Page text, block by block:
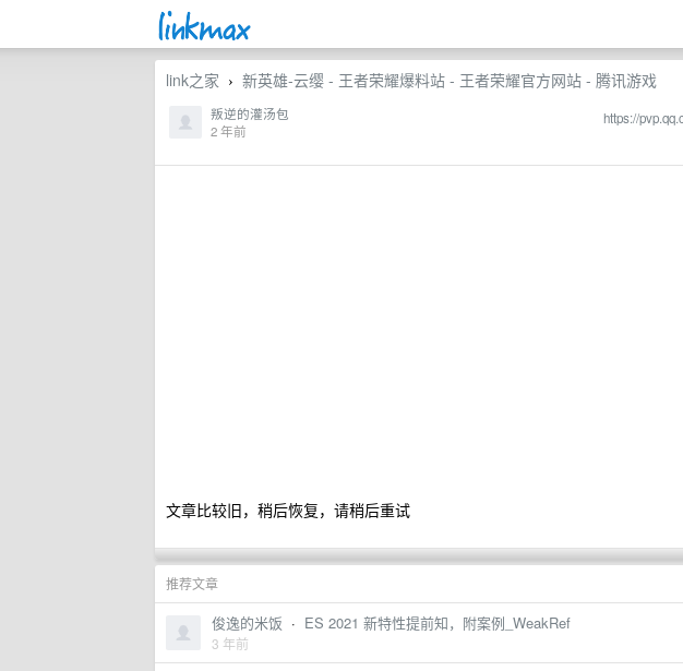
link之家 › 新英雄-云缨 - 王者荣耀爆料站 - 王者荣耀官方网站 - 腾讯游戏
https://
叛逆的灌汤包
2 年前
文章比较旧，稍后恢复，请稍后重试
推荐文章
俊逸的米饭 · ES 2021 新特性提前知，附案例_WeakRef
3 年前